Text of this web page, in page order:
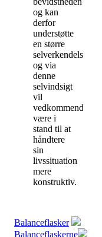
og kan
derfor
understøtte
en større
selverkendelse,
og via
denne
selvindsigt
vil
vedkommende
være i
stand til at
håndtere
sin
livssituation
mere
konstruktiv.
Balanceflasker
Balanceflaskerne